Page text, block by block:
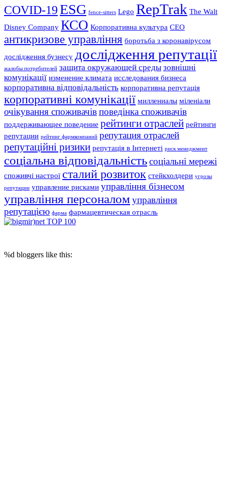
COVID-19ESG fence-sitters Lego RepTrak The Walt
Disney Company КСО Корпоративна культура СЕО
антикризове управління боротьба з коронавірусом
дослідження бузнесу дослідження репутації
жалобы потребителей защита окружающей среды зовнішні
комунікації изменение климата исследования бизнеса
корпоративна відповідальність корпоративна репутація
корпоративні комунікації миллениалы міленіали
очікування споживачівповедінка споживачів
поддерживающее поведение рейтинги отраслей рейтинги
репутации рейтинг фармкомпаний репутация отраслей
репутаційні ризики репутація в Інтернеті риск менеджмент
соціальна відповідальністьсоціальні мережі
споживчі настрої сталий розвиток стейкхолдери угрозы
репутации управление рисками управління бізнесом
управління персоналомуправління
репутацією фарма фармацевтическая отрасль
%d bloggers like this: